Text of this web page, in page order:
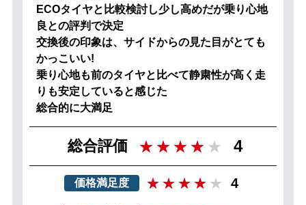
ECOタイヤと比較検討し少し高めだが乗り心地
良との評判で決定
交換後の印象は、サイドからの見た目がとても
かっこいい!
乗り心地も前のタイヤと比べて静粛性が高く走
りも安定していると感じた
総合的に大満足
総合評価 4
価格満足度 4